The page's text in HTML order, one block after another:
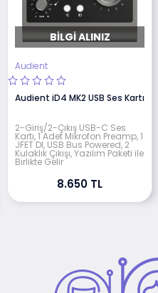
BILGI ALINIZ
Audient
Audient iD4 MK2 USB Ses Kartı
2-Giriş/2-Çıkış USB-C Ses
Kartı, 1 Adet Mikrofon Preamp, 1
JFET DI, USB Bus Powered, 2
Kulaklık Çıkışı, Yazılım Paketi ile
Birlikte Gelir
8.650 TL